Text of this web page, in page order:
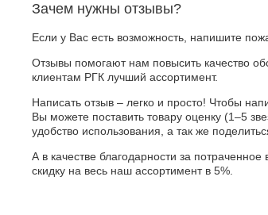
Зачем нужны отзывы?
Если у Вас есть возможность, напишите
Отзывы помогают нам повысить качество
клиентам РГК лучший ассортимент.
Написать отзыв – легко и просто! Чтобы
Вы можете поставить товару оценку (1–5
удобство использования, а так же
А в качестве благодарности за
скидку на весь наш ассортимент в 5%.